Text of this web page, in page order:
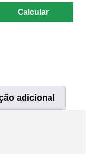
adicional